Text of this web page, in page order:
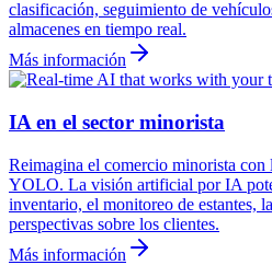
clasificación, seguimiento de
almacenes en tiempo real.
Más información
IA en el sector minorista
Reimagina el comercio minorista
YOLO. La visión artificial por IA
inventario, el monitoreo de estantes,
perspectivas sobre los clientes.
Más información